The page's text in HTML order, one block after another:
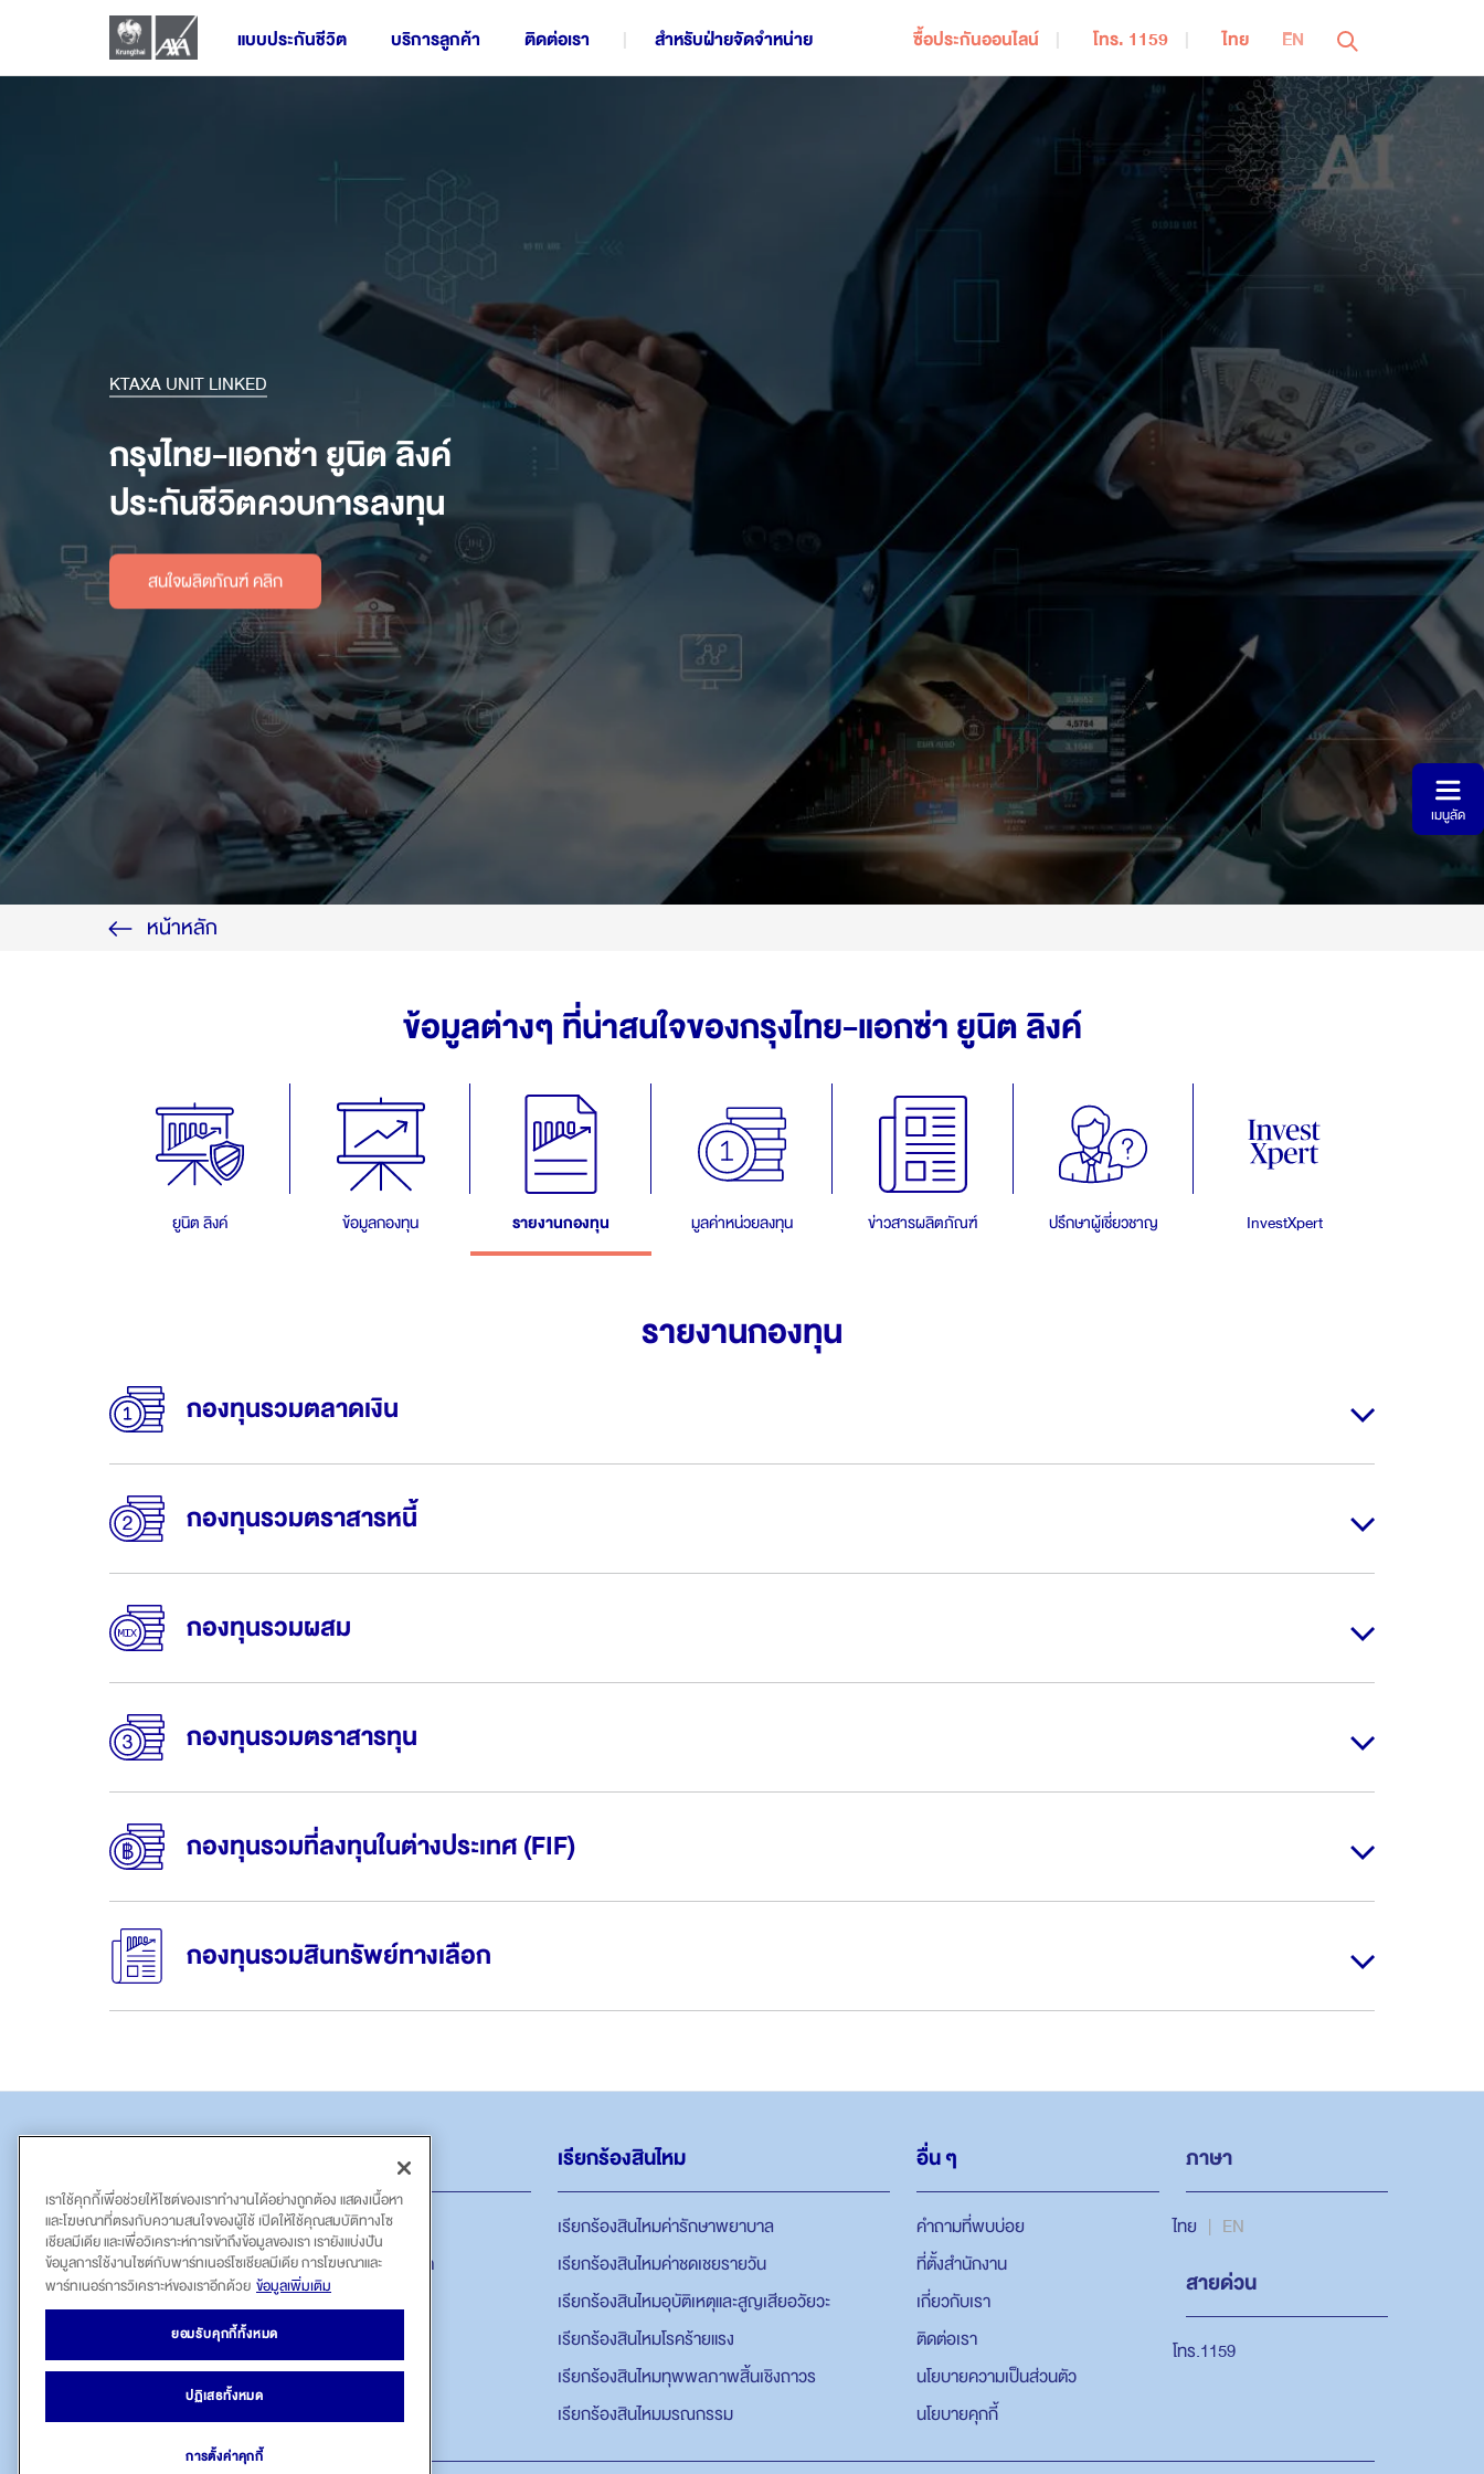
แบบประกันชีวิต บริการลูกค้า ติดต่อเรา สำหรับฝ่ายจัดจำหน่าย
ปิดเมนู
ประกันชีวิตส่วนบุคคล
ประกันชีวิตควบการลงทุน
ผลิตภัณฑ์ออนไลน์
การออมเพื่อการเกษียณอายุ
ประกันชีวิตควบการลงทุน | iWealthy
ผลิตภัณฑ์ บำนาญ สมาร์ท 95 | Bumnan Smart 95
แบบประกันบำนาญ | รีไทร์เรดดี้ 85/6
ประกันคุ้มครองชีวิต อุบัติเหตุ และโรคร้ายแรง
ประกันสะสมทรัพย์ | Worldclass Ready 16/6
ประกันสะสมทรัพย์ | LifePlus+ Saver
ประกันโรคร้ายแรง | iCare
ประกันคุ้มครองชีวิตและโรคร้ายแรงตลอดชีพ | iShield
ประกันชีวิตควบการลงทุน | iLink & CILink & TPDLink &
แบบประกันตลอดชีพ l LifeReady
แบบประกันตลอดชีพ l Easy Protect 6
แบบประกันตลอดชีพ l LifeTreasure
ประกันอุบัติเหตุส่วนบุคคล (PA)
แบบประกันตลอดชีพ l WealthPlus Ready 90/8
ประกันโรคร้ายแรง | CI 123
ตอบแทนตามดัชนีอ้างอิง
เวิลด์คลาส เซฟเวอร์ 12/5 ​แบบมีผลตอบแทนตามดัชนี
อ้างอิง | Worldclass Saver 12/5
โกลบอล เซฟวิ่งส์ พลัส 25/5 แบบมีผลตอบแทนตามดัชนี
อ้างอิง (อินเด็กซ์ ลิงค์)
โกลบอล เซฟวิ่งส์ พลัส 15/8 แบบมีผลตอบแทนตามดัชนี
อ้างอิง (อินเด็กซ์ ลิงค์)
ประกันสุขภาพ
ประกันสุขภาพ | iHealthy Ultra
ประกันสุขภาพ | MEA Extra
ประกันสุขภาพ | Health Ultra
ประกันสุขภาพ | Health Extra
ประกันสุขภาพสำเร็จรูป | Double shield health combo
แผนประกันชีวิตและสุขภาพสำหรับผู้หญิง
She ชิลเซฟชัวร์
ซื้อประกันออนไลน์ โทร. 1159 ไทย EN
เมนูลัด
KTAXA UNIT LINKED
กรุงไทย-แอกซ่า ยูนิต ลิงค์
ประกันชีวิตควบการลงทุน
สนใจผลิตภัณฑ์ คลิก
หน้าหลัก
ข้อมูลต่างๆ ที่น่าสนใจของกรุงไทย-แอกซ่า ยูนิต ลิงค์
ยูนิต ลิงค์ ข้อมูลกองทุน รายงานกองทุน มูลค่าหน่วยลงทุน ข่าวสารผลิตภัณฑ์ ปรึกษาผู้เชี่ยวชาญ InvestXpert
รายงานกองทุน
กองทุนรวมตลาดเงิน
กองทุนรวมตราสารหนี้
กองทุนรวมผสม
กองทุนรวมตราสารทุน
กองทุนรวมที่ลงทุนในต่างประเทศ (FIF)
กองทุนรวมสินทรัพย์ทางเลือก
คุ้มครองชีวิต อุบัติเหตุ และโรคร้ายแรง
ประกันสุขภาพ และค่าชดเชยรายวันแบบประกันชีวิต
การออมเพื่อการเกษียณอายุ
การออมเพื่อสร้างกองมรดก
แผนประกันชีวิตที่เหมาะสมกับคุณ
เรียกร้องสินไหม
เรียกร้องสินไหมค่ารักษาพยาบาล
เรียกร้องสินไหมค่าชดเชยรายวัน
เรียกร้องสินไหมอุบัติเหตุและสูญเสียอวัยวะ
เรียกร้องสินไหมโรคร้ายแรง
เรียกร้องสินไหมทุพพลภาพสิ้นเชิงถาวร
เรียกร้องสินไหมมรณกรรม
อื่น ๆ
คำถามที่พบบ่อย
ที่ตั้งสำนักงาน
เกี่ยวกับเรา
ติดต่อเรา
นโยบายความเป็นส่วนตัว
นโยบายคุกกี้
ภาษา
ไทย EN
สายด่วน
โทร.1159
เราใช้คุกกี้เพื่อช่วยให้ไซต์ของเราทำงานได้อย่างถูกต้อง แสดงเนื้อหา
และโฆษณาที่ตรงกับความสนใจของผู้ใช้ เปิดให้ใช้คุณสมบัติทางโซ
เชียลมีเดีย และเพื่อวิเคราะห์การเข้าถึงข้อมูลของเรา เรายังแบ่งปัน
ข้อมูลการใช้งานไซต์กับพาร์ทเนอร์โซเชียลมีเดีย การโฆษณาและ
พาร์ทเนอร์การวิเคราะห์ของเราอีกด้วย ข้อมูลเพิ่มเติม
ยอมรับคุกกี้ทั้งหมด
ปฏิเสธทั้งหมด
การตั้งค่าคุกกี้